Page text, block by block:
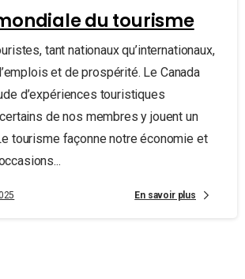
du tourisme
tant nationaux qu’internationaux,
et de prospérité. Le Canada
d’expériences touristiques
de nos membres y jouent un
tourisme façonne notre économie et
En savoir plus